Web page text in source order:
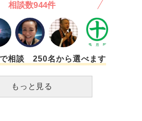
りしています。こんな彼の更正は可能
て、今も美味しくご飯を食べて 気持
と思うと、本当に悔しいです。 命を
ます。絶望しかありません。いなくな
犯人に対する怒りの気持ちや憎悪の
かといってこれ以上 出来ることもあ
人は野放しで、私はずっと苦しみ続け
相談数944件
相談 250名から選べます
もっと見る